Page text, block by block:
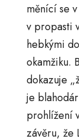
měnící se
v propasti
hebkými
okamžiku.
dokazuje
je
prohlížení
závěru, že